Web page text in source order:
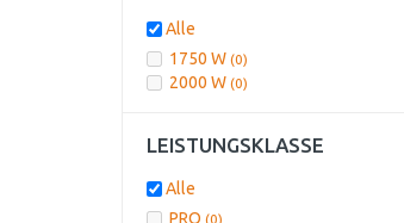
Alle
1750 W (0)
2000 W (0)
LEISTUNGSKLASSE
Alle
PRO (0)